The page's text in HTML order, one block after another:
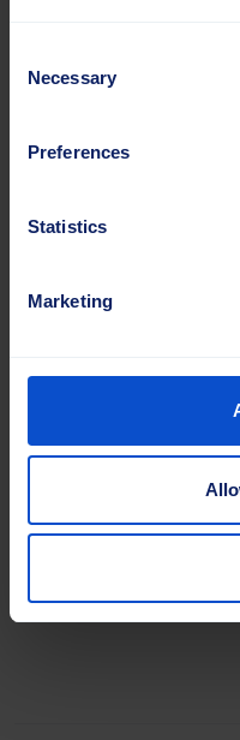
Selection
Necessary
Preferences
Statistics
Marketing
Välirenkaat
etäisyys ja kohdistus
varten. Ne on
niitä on saatavana
Starline- ja Sunline-